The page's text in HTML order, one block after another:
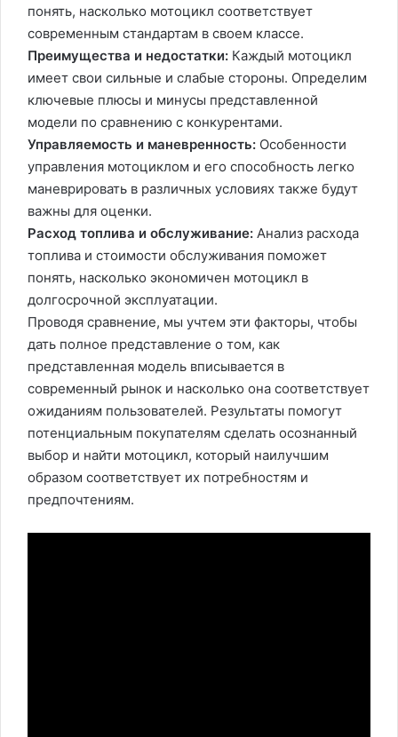
понять, насколько мотоцикл соответствует
современным стандартам в своем классе.
Преимущества и недостатки: Каждый мотоцикл
имеет свои сильные и слабые стороны. Определим
ключевые плюсы и минусы представленной
модели по сравнению с конкурентами.
Управляемость и маневренность: Особенности
управления мотоциклом и его способность легко
маневрировать в различных условиях также будут
важны для оценки.
Расход топлива и обслуживание: Анализ расхода
топлива и стоимости обслуживания поможет
понять, насколько экономичен мотоцикл в
долгосрочной эксплуатации.
Проводя сравнение, мы учтем эти факторы, чтобы
дать полное представление о том, как
представленная модель вписывается в
современный рынок и насколько она соответствует
ожиданиям пользователей. Результаты помогут
потенциальным покупателям сделать осознанный
выбор и найти мотоцикл, который наилучшим
образом соответствует их потребностям и
предпочтениям.